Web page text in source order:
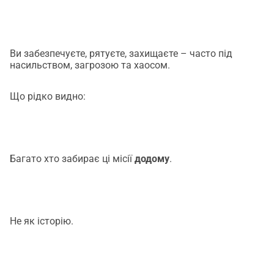
ніколи не забудуть аварію ICE в Ешеде 1998
року.Перших рятувальників, які назавжди несуть у
собі найгірший день іншої людини.Багато з них
продовжують функціонувати.Для родини. Для колег.
люди можуть знову знайти себе, які занадто довго
не потрібно нести це наодинці.»Наші пропозиції:Терапія
Ви забезпечуєте, рятуєте, захищаєте – часто під
насильством, загрозою та хаосом.
Що рідко видно:
Багато хто забирає ці місіїдодому.
Не як історію.